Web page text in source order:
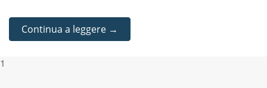
Continua a leggere →
1